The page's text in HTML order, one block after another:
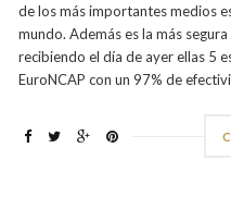
de los más importantes medios
mundo. Además es la más
recibiendo el día de ayer ellas 5
EuroNCAP con un 97% de